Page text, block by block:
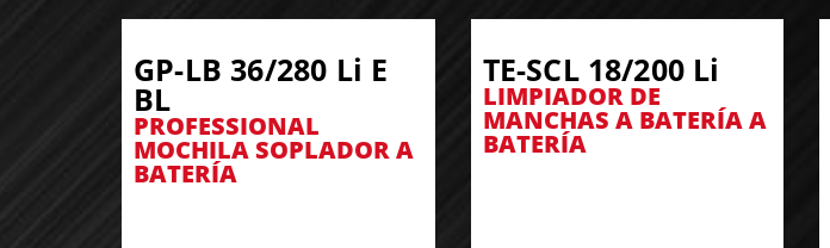
GP-LB 36/280 Li E
BL
PROFESSIONAL
MOCHILA SOPLADOR A
BATERÍA
TE-SCL 18/200 Li
LIMPIADOR DE
MANCHAS A BATERÍA A
BATERÍA